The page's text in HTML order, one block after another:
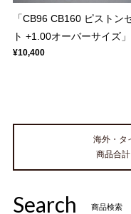
「CB96 CB160 ピストン
ト +1.00オーバーサイズ」
¥10,400
海外・
商品合
Search 商品検索